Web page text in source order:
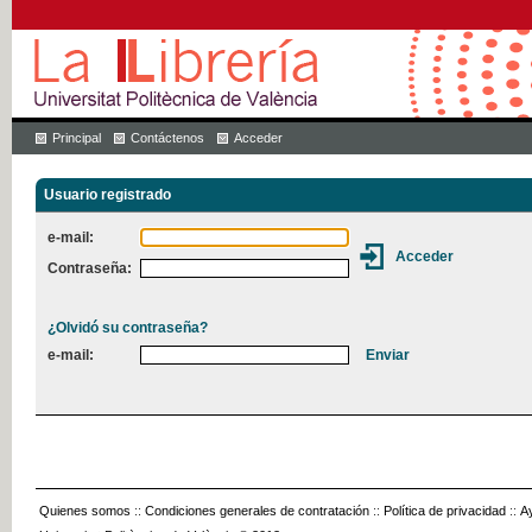
Principal Contáctenos Acceder
Usuario registrado
e-mail:
Contraseña:
¿Olvidó su contraseña?
e-mail:
Quienes somos :: Condiciones generales de contratación :: Política de privacidad ::